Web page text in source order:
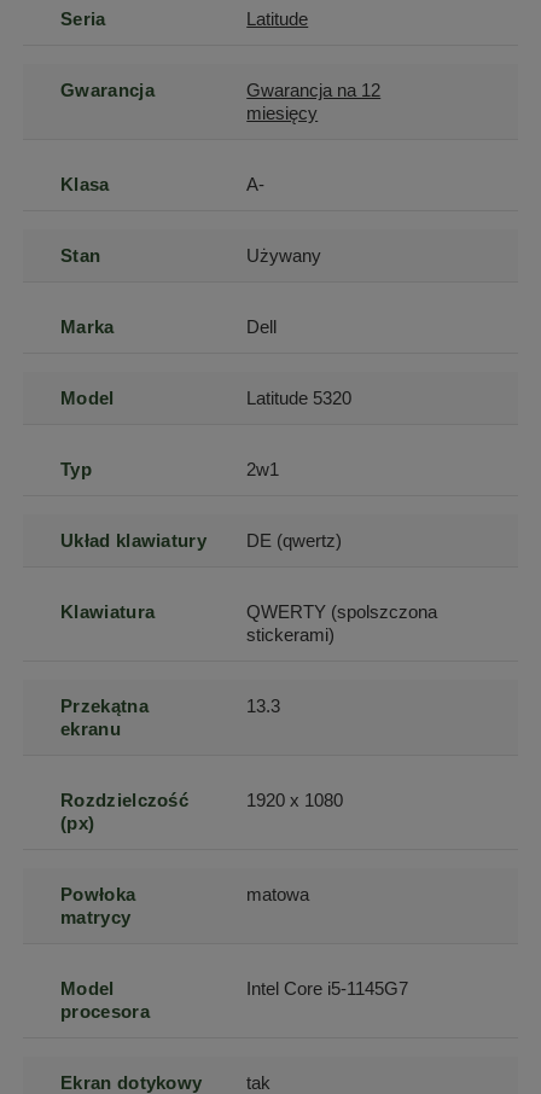
Seria Latitude
Gwarancja
Gwarancja na 12
miesięcy
Klasa A-
Stan Używany
Marka Dell
Model Latitude 5320
Typ 2w1
Układ klawiatury DE (qwertz)
Klawiatura
QWERTY (spolszczona
stickerami)
Przekątna
ekranu
13.3
Rozdzielczość
(px)
1920 x 1080
Powłoka
matrycy
matowa
Model
procesora
Intel Core i5-1145G7
Ekran dotykowy tak